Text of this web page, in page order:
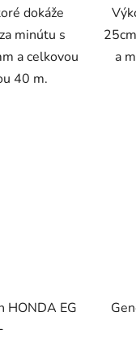
dokáže
minútu s
a celkovou
40 m.
a
HONDA EG